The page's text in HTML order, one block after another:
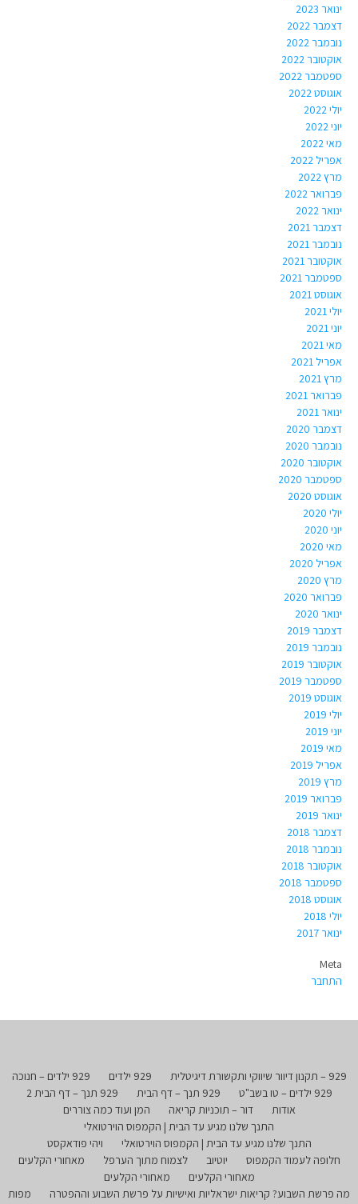
ינואר 2023
דצמבר 2022
נובמבר 2022
אוקטובר 2022
ספטמבר 2022
אוגוסט 2022
יולי 2022
יוני 2022
מאי 2022
אפריל 2022
מרץ 2022
פברואר 2022
ינואר 2022
דצמבר 2021
נובמבר 2021
אוקטובר 2021
ספטמבר 2021
אוגוסט 2021
יולי 2021
יוני 2021
מאי 2021
אפריל 2021
מרץ 2021
פברואר 2021
ינואר 2021
דצמבר 2020
נובמבר 2020
אוקטובר 2020
ספטמבר 2020
אוגוסט 2020
יולי 2020
יוני 2020
מאי 2020
אפריל 2020
מרץ 2020
פברואר 2020
ינואר 2020
דצמבר 2019
נובמבר 2019
אוקטובר 2019
ספטמבר 2019
אוגוסט 2019
יולי 2019
יוני 2019
מאי 2019
אפריל 2019
מרץ 2019
פברואר 2019
ינואר 2019
דצמבר 2018
נובמבר 2018
אוקטובר 2018
ספטמבר 2018
אוגוסט 2018
יולי 2018
ינואר 2017
Meta
התחבר
929 – תקנון דיוור שיווקי ותקשורת דיגיטלית 929 ילדים
929 ילדים – חנוכה
929 ילדים – טו בשב"ט
929 תנך – דף הבית
929 תנך – דף הבית 2
אודות
דור – תוכניות קריאה
המן ועוד כמה צוררים
התנך שלנו מגיע עד הבית | הקמפוס הוירטואלי
התנך שלנו מגיע עד הבית | הקמפוס הוירטואלי
ויהי פודאקסט
חלופה לעמוד הקמפוס
יוטיוב לצמוח מתוך הערפל
מאחורי הקלעים
מאחורי הקלעים
מאחורי הקלעים
מה פרשת השבוע? קריאות ישראליות ואישיות על פרשת השבוע וההפטרה
מפות